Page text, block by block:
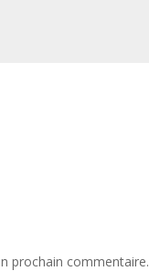
prochain commentaire.